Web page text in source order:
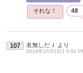
それな！ 48
107 名無しだＪ より
2016年10月19日 9:02